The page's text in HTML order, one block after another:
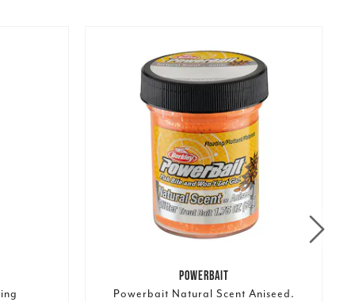
POWERBAIT
Powerbait Natural Scent Aniseed.